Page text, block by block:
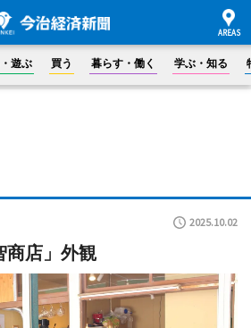
遊ぶ 買う 暮らす・働く 学ぶ・知る
2025.10.02
商店」外観